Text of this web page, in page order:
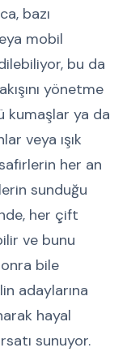
bazı
mobil
bu da
yönetme
kumaşlar ya da
veya ışık
her an
sunduğu
her çift
ve bunu
bile
adaylarına
hayal
sunuyor.